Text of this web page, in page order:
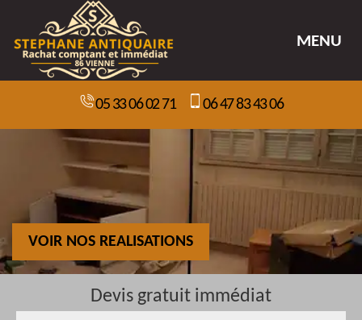
MENU
05 33 06 02 71 06 47 83 43 06
VOIR NOS REALISATIONS
Devis gratuit immédiat